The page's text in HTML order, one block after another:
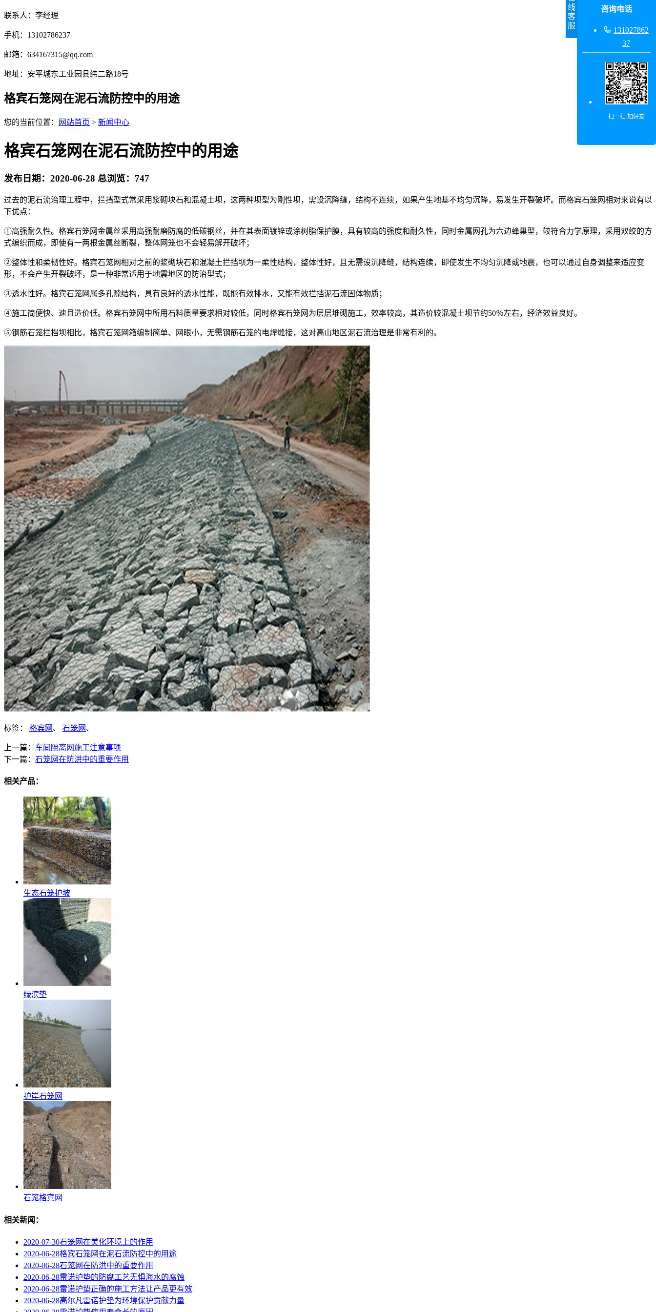
联系人：李经理
手机：13102786237
邮箱：634167315@qq.com
地址：安平城东工业园县纬二路18号
格宾石笼网在泥石流防控中的用途
您的当前位置： 网站首页 > 新闻中心
格宾石笼网在泥石流防控中的用途
发布日期：2020-06-28 总浏览： 747
过去的泥石流治理工程中，拦挡型式常采用浆砌块石和混凝土坝，这两种坝型为刚性坝，需设沉降缝，结构不连续，如果产生地基不均匀沉降，易发生开裂破坏。而格宾石笼网相对来说有以
下优点：
①高强耐久性。格宾石笼网金属丝采用高强耐磨防腐的低碳钢丝，并在其表面镀锌或涂树脂保护膜，具有较高的强度和耐久性，同时金属网孔为六边蜂巢型，较符合力学原理，采用双绞的方
式编织而成，即使有一两根金属丝断裂，整体网笼也不会轻易解开破坏；
②整体性和柔韧性好。格宾石笼网相对之前的浆砌块石和混凝土拦挡坝为一柔性结构，整体性好，且无需设沉降缝，结构连续，即使发生不均匀沉降或地震，也可以通过自身调整来适应变
形，不会产生开裂破坏，是一种非常适用于地震地区的防治型式；
③透水性好。格宾石笼网属多孔隙结构，具有良好的透水性能，既能有效排水，又能有效拦挡泥石流固体物质；
④施工简便快、速且造价低。格宾石笼网中所用石料质量要求相对较低，同时格宾石笼网为层层堆砌施工，效率较高，其造价较混凝土坝节约50％左右，经济效益良好。
⑤钢筋石笼拦挡坝相比，格宾石笼网箱编制简单、网眼小，无需钢筋石笼的电焊缝接，这对高山地区泥石流治理是非常有利的。
标签： 格宾网 、 石笼网 、
上一篇： 车间隔离网施工注意事项
下一篇： 石笼网在防洪中的重要作用
相关产品：
生态石笼护坡
绿滨垫
护岸石笼网
石笼格宾网
相关新闻：
2020-07-30石笼网在美化环境上的作用
2020-06-28格宾石笼网在泥石流防控中的用途
2020-06-28石笼网在防洪中的重要作用
2020-06-28雷诺护垫的防腐工艺无惧海水的腐蚀
2020-06-28雷诺护垫正确的施工方法让产品更有效
2020-06-28高尔凡雷诺护垫为环境保护贡献力量
线
客
服
咨询电话
 131027862
37
扫一扫 加好友